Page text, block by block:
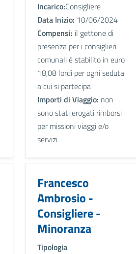
Incarico:Consigliere
Data Inizio: 10/06/2024
Compensi: il gettone di
presenza per i consiglieri
comunali è stabilito in euro
18,08 lordi per ogni seduta
a cui si partecipa
Importi di Viaggio: non
sono stati erogati rimborsi
per missioni viaggi e/o
servizi
Francesco
Ambrosio -
Consigliere -
Minoranza
Tipologia